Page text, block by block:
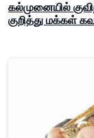
கல்முனையில்
குறித்து மக்கள்